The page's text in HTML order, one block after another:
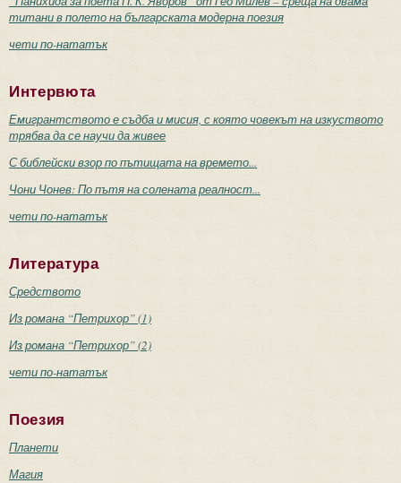
титани в полето на българската модерна поезия
чети по-нататък
Интервюта
Емигрантството е съдба и мисия, с която човекът на изкуството
трябва да се научи да живее
С библейски взор по пътищата на времето...
Чони Чонев: По пътя на солената реалност...
чети по-нататък
Литература
Средството
Из романа “Петрихор” (1)
Из романа “Петрихор” (2)
чети по-нататък
Поезия
Планети
Магия